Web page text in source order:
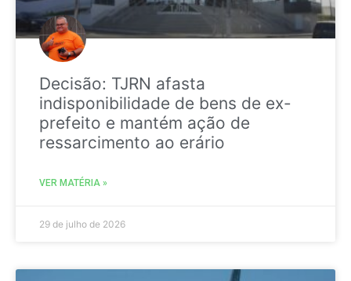
Decisão: TJRN afasta
indisponibilidade de bens de ex-
prefeito e mantém ação de
ressarcimento ao erário
VER MATÉRIA »
29 de julho de 2026